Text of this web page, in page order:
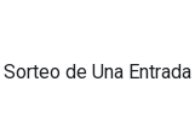
de Una Entrada